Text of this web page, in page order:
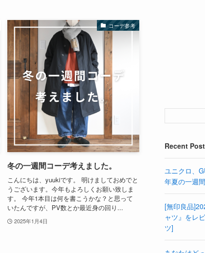
コーデ参考
冬の一週間コーデ考えました。
こんにちは、yuukiです。 明けましておめでと
うございます。今年もよろしくお願い致しま
す。 今年1本目は何を書こうかな？と思って
いたんですが、PV数とか最近身の回り...
2025年1月4日
Recent
ユニクロ、
年夏の一週
[無印良品
ャツ』をレ
ツ]